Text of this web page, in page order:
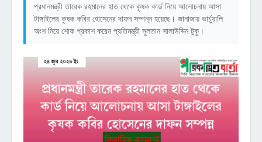
প্রধানমন্ত্রী তারেক রহমানের হাত থেকে কৃষক কার্ড নিয়ে আলোচনায় আসা
টাঙ্গাইলের কৃষক কবির হোসেনের দাফন সম্পন্ন হয়েছে। জানাজায় ভার্চুয়ালি
অংশ নিয়ে শোক প্রকাশ করেন প্রতিমন্ত্রী সুলতান সালাউদ্দিন টুকু।